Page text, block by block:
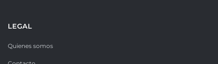
LEGAL
Quienes somos